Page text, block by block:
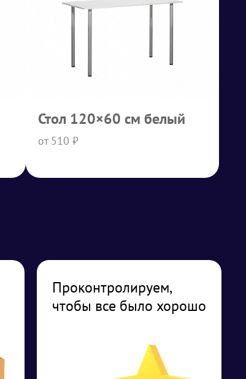
Стол 120×60 см белый
от 510 ₽
Проконтролируем,
чтобы все было хорошо